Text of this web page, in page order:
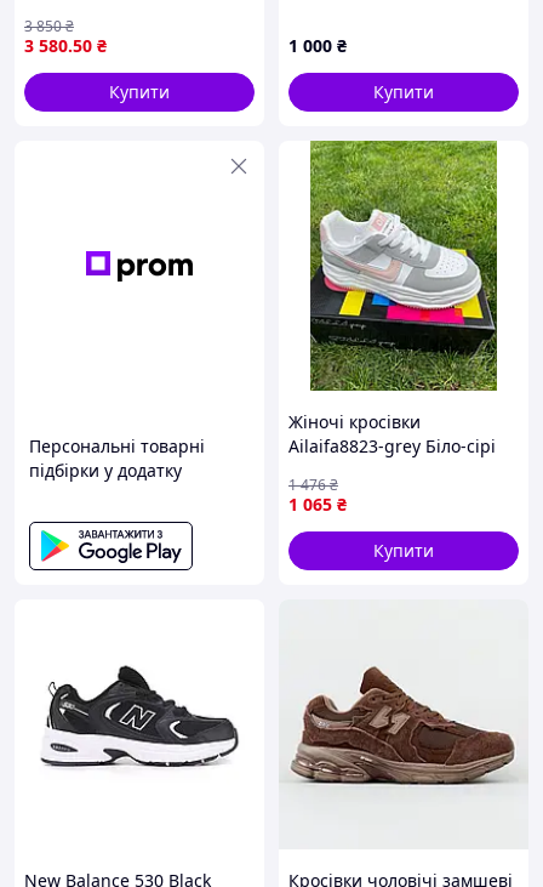
червоні
3 580.50 ₴
3 850₴
Купити
1 000 ₴
Купити
Персональні товарні
підбірки у додатку
Жіночі кросівки
Ailaifa8823-grey Біло-сірі
1 065 ₴
1 476₴
Купити
New Balance 530 Black Кросівки чоловічі замшеві